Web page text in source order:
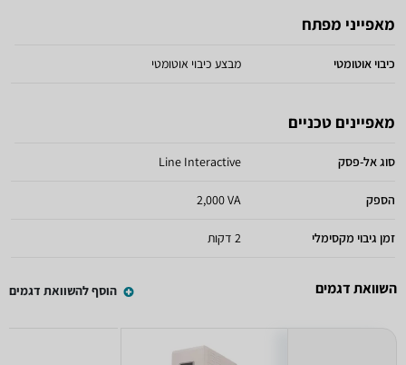
מאפייני מפתח
כיבוי אוטומטי מבצע כיבוי אוטומטי
מאפיינים טכניים
סוג אל-פסק Line Interactive
הספק 2,000 VA
זמן גיבוי מקסימלי 2 דקות
השוואת דגמים הוסף להשוואת דגמים